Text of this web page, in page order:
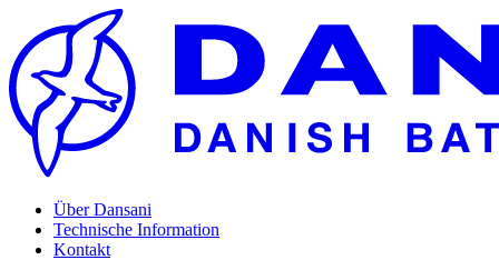
Über Dansani
Technische Information
Kontakt